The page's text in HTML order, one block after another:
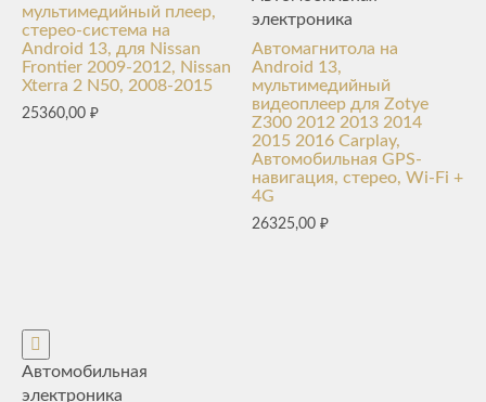
мультимедийный плеер,
стерео-система на
Android 13, для Nissan
Frontier 2009-2012, Nissan
Xterra 2 N50, 2008-2015
25360,00 ₽
электроника
Автомагнитола на
Android 13,
мультимедийный
видеоплеер для Zotye
Z300 2012 2013 2014
2015 2016 Carplay,
Автомобильная GPS-
навигация, стерео, Wi-Fi +
4G
26325,00₽
Автомобильная
электроника